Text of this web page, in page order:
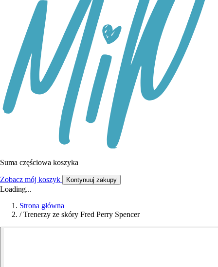
Suma częściowa koszyka
Zobacz mój koszyk Kontynuuj zakupy
Loading...
Strona główna
/ Trenerzy ze skóry Fred Perry Spencer